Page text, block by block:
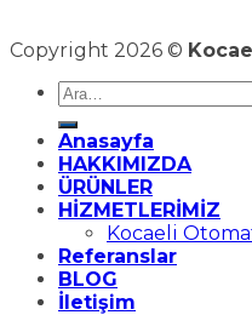
Copyright 2026 ©
Ara:
Anasayfa
HAKKIMIZDA
ÜRÜNLER
HİZMETLERİMİZ
Kocaeli
Referanslar
BLOG
İletişim